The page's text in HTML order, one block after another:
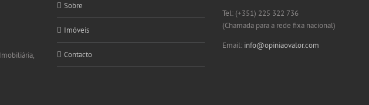
Sobre
Imóveis
Contacto
Tel: (+351) 225 322 736
(Chamada para a rede fixa nacional)
Email: info@opiniaovalor.com